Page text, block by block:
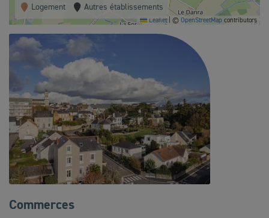
Logement Autres établissements
Leaflet © OpenStreetMap contributors
Commerces